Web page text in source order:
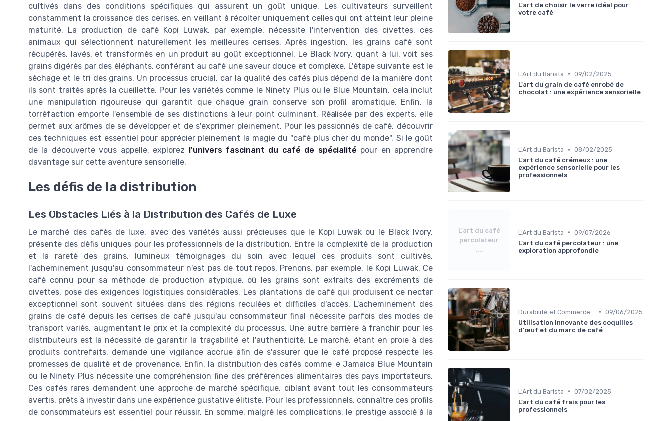
cultivés dans des conditions spécifiques qui assurent un goût unique. Les cultivateurs surveillent
constamment la croissance des cerises, en veillant à récolter uniquement celles qui ont atteint leur pleine
maturité. La production de café Kopi Luwak, par exemple, nécessite l'intervention des civettes, ces
animaux qui sélectionnent naturellement les meilleures cerises. Après ingestion, les grains café sont
récupérés, lavés, et transformés en un produit au goût exceptionnel. Le Black Ivory, quant à lui, voit ses
grains digérés par des éléphants, conférant au café une saveur douce et complexe. L'étape suivante est le
séchage et le tri des grains. Un processus crucial, car la qualité des cafés plus dépend de la manière dont
ils sont traités après la cueillette. Pour les variétés comme le Ninety Plus ou le Blue Mountain, cela inclut
une manipulation rigoureuse qui garantit que chaque grain conserve son profil aromatique. Enfin, la
torréfaction emporte l'ensemble de ses distinctions à leur point culminant. Réalisée par des experts, elle
permet aux arômes de se développer et de s'exprimer pleinement. Pour les passionnés de café, découvrir
ces techniques est essentiel pour apprécier pleinement la magie du "café plus cher du monde". Si le goût
de la découverte vous appelle, explorez l'univers fascinant du café de spécialité pour en apprendre
davantage sur cette aventure sensorielle.
Les défis de la distribution
Les Obstacles Liés à la Distribution des Cafés de Luxe
Le marché des cafés de luxe, avec des variétés aussi précieuses que le Kopi Luwak ou le Black Ivory,
présente des défis uniques pour les professionnels de la distribution. Entre la complexité de la production
et la rareté des grains, lumineux témoignages du soin avec lequel ces produits sont cultivés,
l'acheminement jusqu'au consommateur n'est pas de tout repos. Prenons, par exemple, le Kopi Luwak. Ce
café connu pour sa méthode de production atypique, où les grains sont extraits des excréments de
civettes, pose des exigences logistiques considérables. Les plantations de café qui produisent ce nectar
exceptionnel sont souvent situées dans des régions reculées et difficiles d'accès. L'acheminement des
grains de café depuis les cerises de café jusqu'au consommateur final nécessite parfois des modes de
transport variés, augmentant le prix et la complexité du processus. Une autre barrière à franchir pour les
distributeurs est la nécessité de garantir la traçabilité et l'authenticité. Le marché, étant en proie à des
produits contrefaits, demande une vigilance accrue afin de s'assurer que le café proposé respecte les
promesses de qualité et de provenance. Enfin, la distribution des cafés comme le Jamaica Blue Mountain
ou le Ninety Plus nécessite une compréhension fine des préférences alimentaires des pays importateurs.
Ces cafés rares demandent une approche de marché spécifique, ciblant avant tout les consommateurs
avertis, prêts à investir dans une expérience gustative élitiste. Pour les professionnels, connaître ces profils
de consommateurs est essentiel pour réussir. En somme, malgré les complications, le prestige associé à la
L'art de choisir le verre idéal pour
votre café
L'Art du Barista • 09/02/2025
L'art du grain de café enrobé de
chocolat : une expérience sensorielle
L'Art du Barista • 08/02/2025
L'art du café crémeux : une
expérience sensorielle pour les
professionnels
L'art du café
percolateur
:...
L'Art du Barista • 09/07/2026
L'art du café percolateur : une
exploration approfondie
• 09/06/2025
Utilisation innovante des coquilles
d'œuf et du marc de café
L'Art du Barista • 07/02/2025
L'art du café frais pour les
professionnels